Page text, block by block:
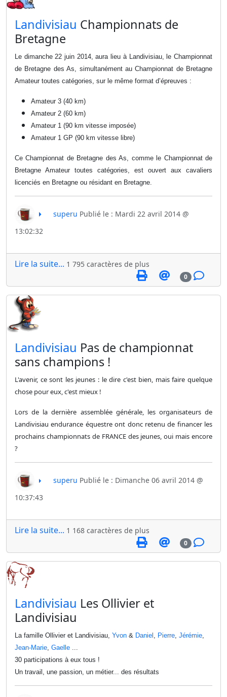
​Landivisiau Championnats de
Bretagne
Le dimanche 22 juin 2014, aura lieu à Landivisiau, le Championnat
de Bretagne des As, simultanément au Championnat de Bretagne
Amateur toutes catégories, sur le même format d’épreuves :
Amateur 3 (40 km)
Amateur 2 (60 km)
Amateur 1 (90 km vitesse imposée)
Amateur 1 GP (90 km vitesse libre)
Ce Championnat de Bretagne des As, comme le Championnat de
Bretagne Amateur toutes catégories, est ouvert aux cavaliers
licenciés en Bretagne ou résidant en Bretagne.
superu Publié le : Mardi 22 avril 2014 @
13:02:32
Lire la suite... 1 795 caractères de plus
0
​Landivisiau Pas de championnat
sans champions !
L'avenir, ce sont les jeunes : le dire c'est bien, mais faire quelque
chose pour eux, c'est mieux !
Lors de la dernière assemblée générale, les organisateurs de
Landivisiau endurance équestre ont donc retenu de financer les
prochains championnats de FRANCE des jeunes, oui mais encore
?
superu Publié le : Dimanche 06 avril 2014 @
10:37:43
Lire la suite... 1 168 caractères de plus
0
​Landivisiau Les Ollivier et
Landivisiau
La famille Ollivier et Landivisiau, Yvon & Daniel , Pierre, Jérémie,
Jean-Marie, Gaelle ...
30 participations à eux tous !
Un travail, une passion, un métier... des résultats